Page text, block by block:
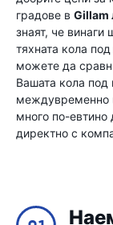
градове в Gillam
знаят, че винаги
тяхната кола
можете да
Вашата кола под
междувременно
много по-евтино
директно с